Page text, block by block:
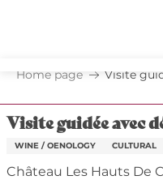
principal
Home page Visite
Visite guidée avec
WINE / OENOLOGY CULTURAL
Château Les Hauts De